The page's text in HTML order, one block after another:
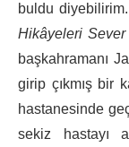
buldu
Hikâyeleri
başkahramanı
girip çıkmış bir
hastanesinde
sekiz hastayı